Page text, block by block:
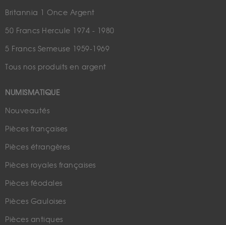
Britannia 1 Once Argent
50 Francs Hercule 1974 - 1980
5 Francs Semeuse 1959-1969
Tous nos produits en argent
NUMISMATIQUE
Nouveautés
Pièces françaises
Pièces étrangères
Pièces royales françaises
Pièces féodales
Pièces Gauloises
Pièces antiques